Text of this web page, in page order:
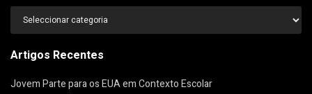
Categorias
Artigos Recentes
Jovem Parte para os EUA em Contexto Escolar